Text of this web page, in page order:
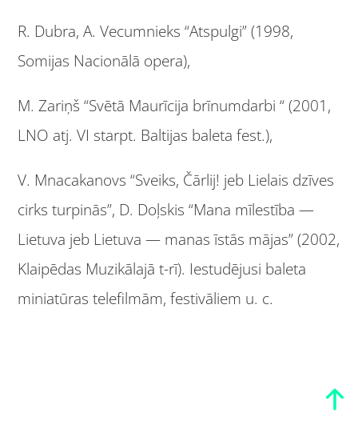
R. Dubra, A. Vecumnieks “Atspulgi” (1998,
Somijas Nacionālā opera),
M. Zariņš “Svētā Maurīcija brīnumdarbi “ (2001,
LNO atj. VI starpt. Baltijas baleta fest.),
V. Mnacakanovs “Sveiks, Čārlij! jeb Lielais dzīves
cirks turpinās”, D. Doļskis “Mana mīlestība —
Lietuva jeb Lietuva — manas īstās mājas” (2002,
Klaipēdas Muzikālajā t-rī). Iestudējusi baleta
miniatūras telefilmām, festivāliem u. c.